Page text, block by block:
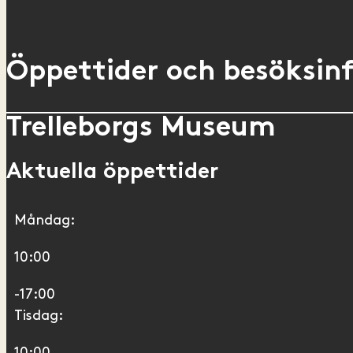
Öppettider och
Trelleborgs Museum
Aktuella öppettider
Måndag:
10:00
-17:00
Tisdag: